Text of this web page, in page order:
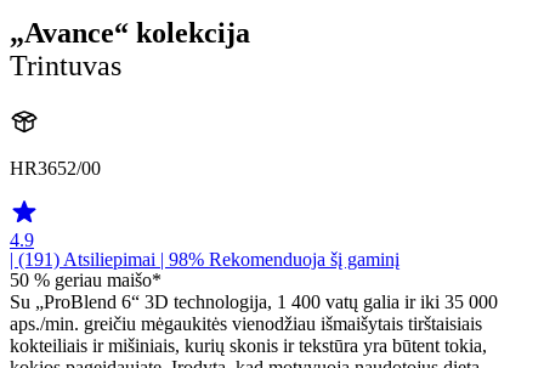
„Avance“ kolekcija
Trintuvas
HR3652/00
4.9
| (191) Atsiliepimai | 98% Rekomenduoja šį gaminį
50 % geriau maišo*
Su „ProBlend 6“ 3D technologija, 1 400 vatų galia ir iki 35 000
aps./min. greičiu mėgaukitės vienodžiau išmaišytais tirštaisiais
kokteiliais ir mišiniais, kurių skonis ir tekstūra yra būtent tokia,